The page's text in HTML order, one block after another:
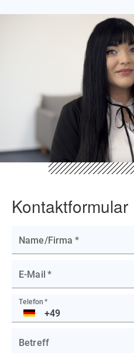
Kontaktformular
Name/Firma *
E-Mail *
Telefon *
DE
Betreff